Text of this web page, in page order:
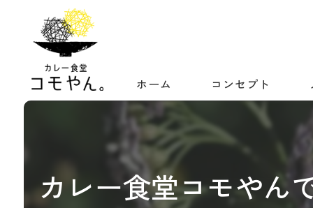
ホーム コンセプト
カレー食堂コモやん